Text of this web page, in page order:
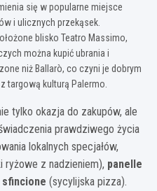
się w popularne miejsce
i ulicznych przekąsek.
blisko Teatro Massimo,
można kupić ubrania i
niż Ballarò, co czyni je dobrym
targową kulturą Palermo.
tylko okazja do zakupów, ale
prawdziwego życia
lokalnych specjałów,
ryżowe z nadzieniem), panelle
sfincione (sycylijska pizza).